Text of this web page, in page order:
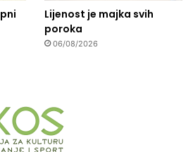
Lijenost je majka svih
poroka
06/08/2026